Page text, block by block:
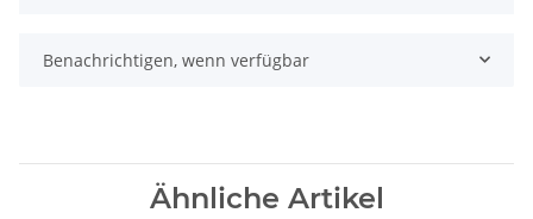
Benachrichtigen, wenn verfügbar
Ähnliche Artikel